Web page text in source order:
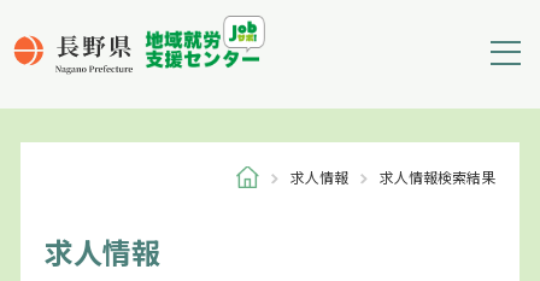
求人情報 求人情報検索結果
求人情報